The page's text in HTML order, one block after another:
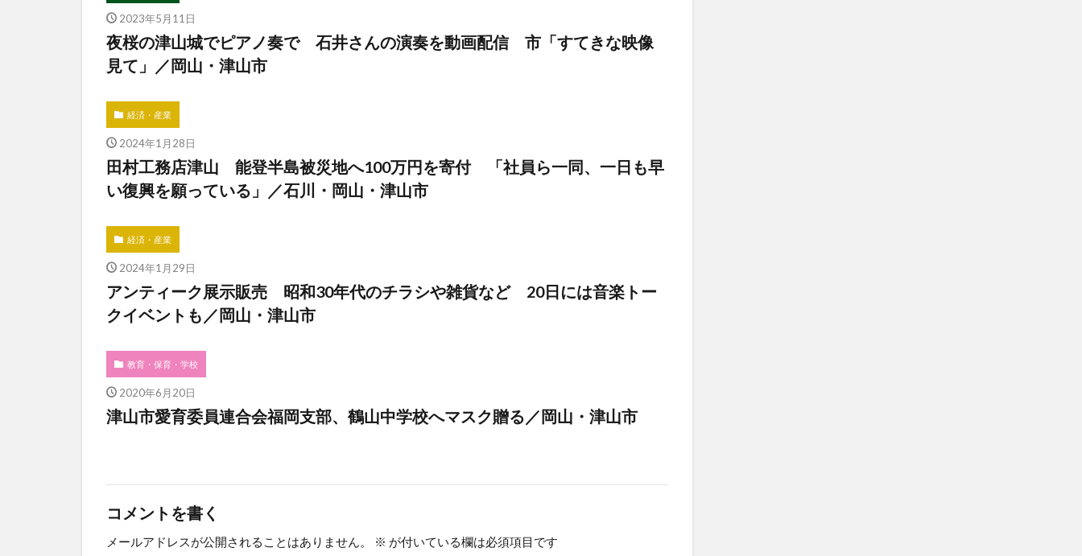
2023年5月11日
夜桜の津山城でピアノ奏で 石井さんの演奏を動画配信 市「すてきな映像
見て」／岡山・津山市
経済・産業
2024年1月28日
田村工務店津山 能登半島被災地へ100万円を寄付 「社員ら一同、一日も早
い復興を願っている」／石川・岡山・津山市
経済・産業
2024年1月29日
アンティーク展示販売 昭和30年代のチラシや雑貨など 20日には音楽トー
クイベントも／岡山・津山市
教育・保育・学校
2020年6月20日
津山市愛育委員連合会福岡支部、鶴山中学校へマスク贈る／岡山・津山市
コメントを書く
メールアドレスが公開されることはありません。 ※ が付いている欄は必須項目です